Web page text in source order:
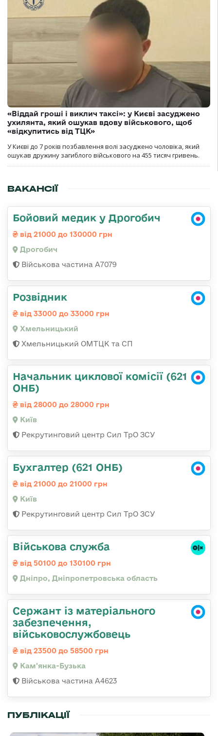
«Віддай гроші і виклич таксі»: у Києві засуджено
ухилянта, який ошукав вдову військового, щоб
«відкупитись від ТЦК»
У Києві до 7 років позбавлення волі засуджено чоловіка, який
ошукав дружину загиблого військового на 455 тисяч гривень.
ВАКАНСІЇ
Бойовий медик у Дрогобич
від 21000 до 130000 грн
Дрогобич
Військова частина А7079
Розвідник
від 33000 до 33000 грн
Хмельницький
Хмельницький ОМТЦК та СП
Начальник циклової комісії (621
ОНБ)
від 28000 до 28000 грн
Київ
Рекрутинговий центр Сил ТрО ЗСУ
Бухгалтер (621 ОНБ)
від 21000 до 21000 грн
Київ
Рекрутинговий центр Сил ТрО ЗСУ
Військова служба
від 50100 до 130100 грн
Дніпро, Дніпропетровська область
Сержант із матеріального
забезпечення,
військовослужбовець
від 23500 до 58500 грн
Кам'янка-Бузька
Військова частина А4623
ПУБЛІКАЦІЇ